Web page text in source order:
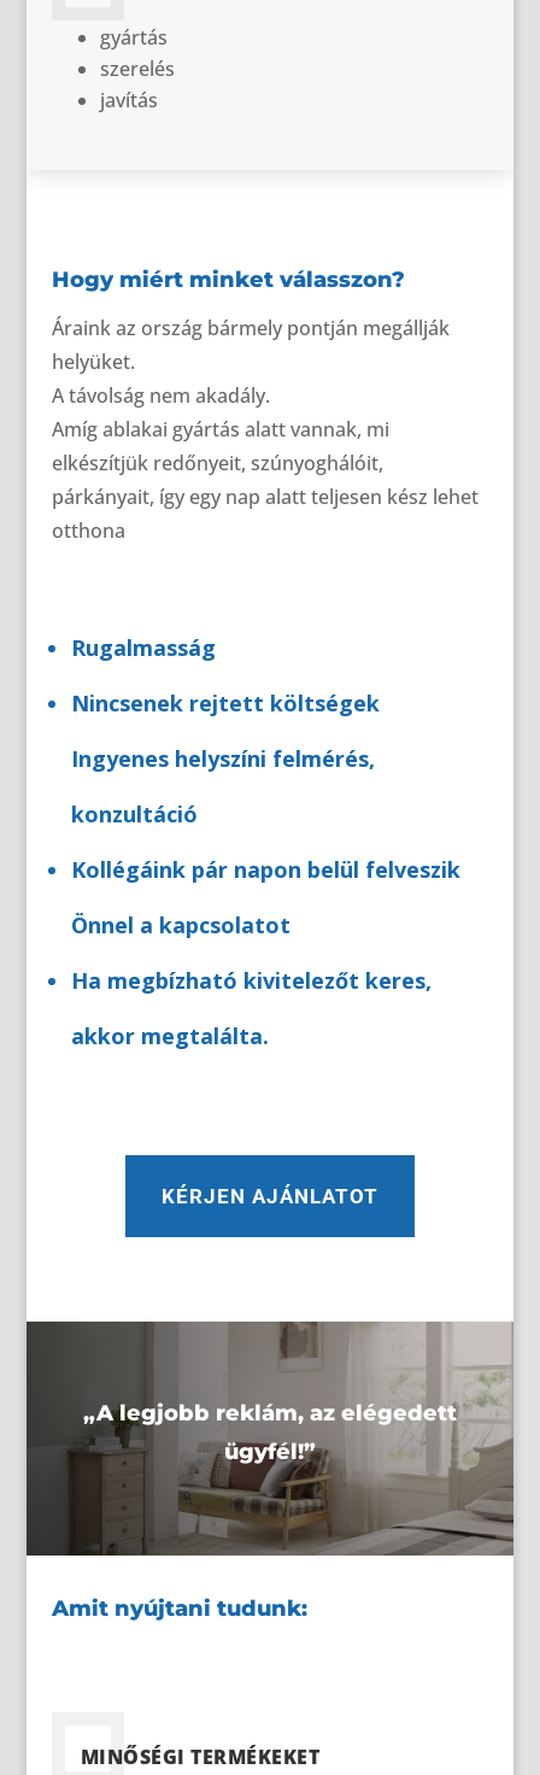
gyártás
szerelés
javítás
Hogy miért minket válasszon?
Áraink az ország bármely pontján megállják
helyüket.
A távolság nem akadály.
Amíg ablakai gyártás alatt vannak, mi
elkészítjük redőnyeit, szúnyoghálóit,
párkányait, így egy nap alatt teljesen kész lehet
otthona
Rugalmasság
Nincsenek rejtett költségek
Ingyenes helyszíni felmérés,
konzultáció
Kollégáink pár napon belül felveszik
Önnel a kapcsolatot
Ha megbízható kivitelezőt keres,
akkor megtalálta.
KÉRJEN AJÁNLATOT
„A legjobb reklám, az elégedett
ügyfél!”
Amit nyújtani tudunk:
MINŐSÉGI TERMÉKEKET